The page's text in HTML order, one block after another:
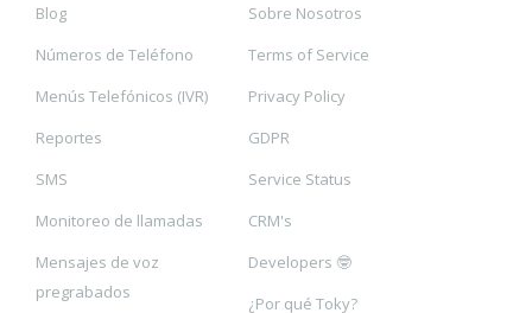
Blog
Números de Teléfono
Menús Telefónicos (IVR)
Reportes
SMS
Monitoreo de llamadas
Mensajes de voz
pregrabados
Sobre Nosotros
Terms of Service
Privacy Policy
GDPR
Service Status
CRM's
Developers 🤓
¿Por qué Toky?